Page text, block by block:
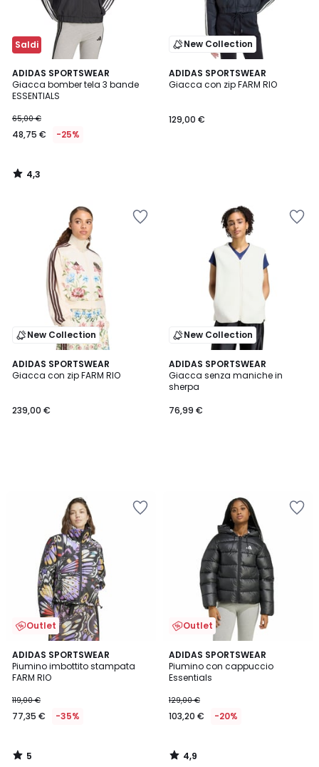
Saldi
ADIDAS SPORTSWEAR
Giacca bomber tela 3 bande
ESSENTIALS
65,00 €
48,75 € -25%
4,3
/ 5
4,3
/
New Collection
ADIDAS SPORTSWEAR
Giacca con zip FARM RIO
129,00 €
New Collection
ADIDAS SPORTSWEAR
Giacca con zip FARM RIO
239,00 €
New Collection
ADIDAS SPORTSWEAR
Giacca senza maniche in
sherpa
76,99 €
Outlet
ADIDAS SPORTSWEAR
Piumino imbottito stampata
FARM RIO
119,00 €
77,35 € -35%
5
/
5
5
/
Outlet
ADIDAS SPORTSWEAR
Piumino con cappuccio
Essentials
129,00 €
103,20 € -20%
4,9
/ 5
4,9
/